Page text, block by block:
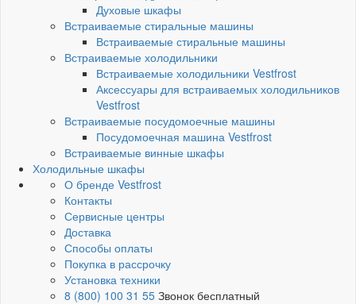
Духовые шкафы
Встраиваемые стиральные машины
Встраиваемые стиральные машины
Встраиваемые холодильники
Встраиваемые холодильники Vestfrost
Аксессуары для встраиваемых холодильников
Vestfrost
Встраиваемые посудомоечные машины
Посудомоечная машина Vestfrost
Встраиваемые винные шкафы
Холодильные шкафы
О бренде Vestfrost
Контакты
Сервисные центры
Доставка
Способы оплаты
Покупка в рассрочку
Установка техники
8 (800) 100 31 55 Звонок бесплатный